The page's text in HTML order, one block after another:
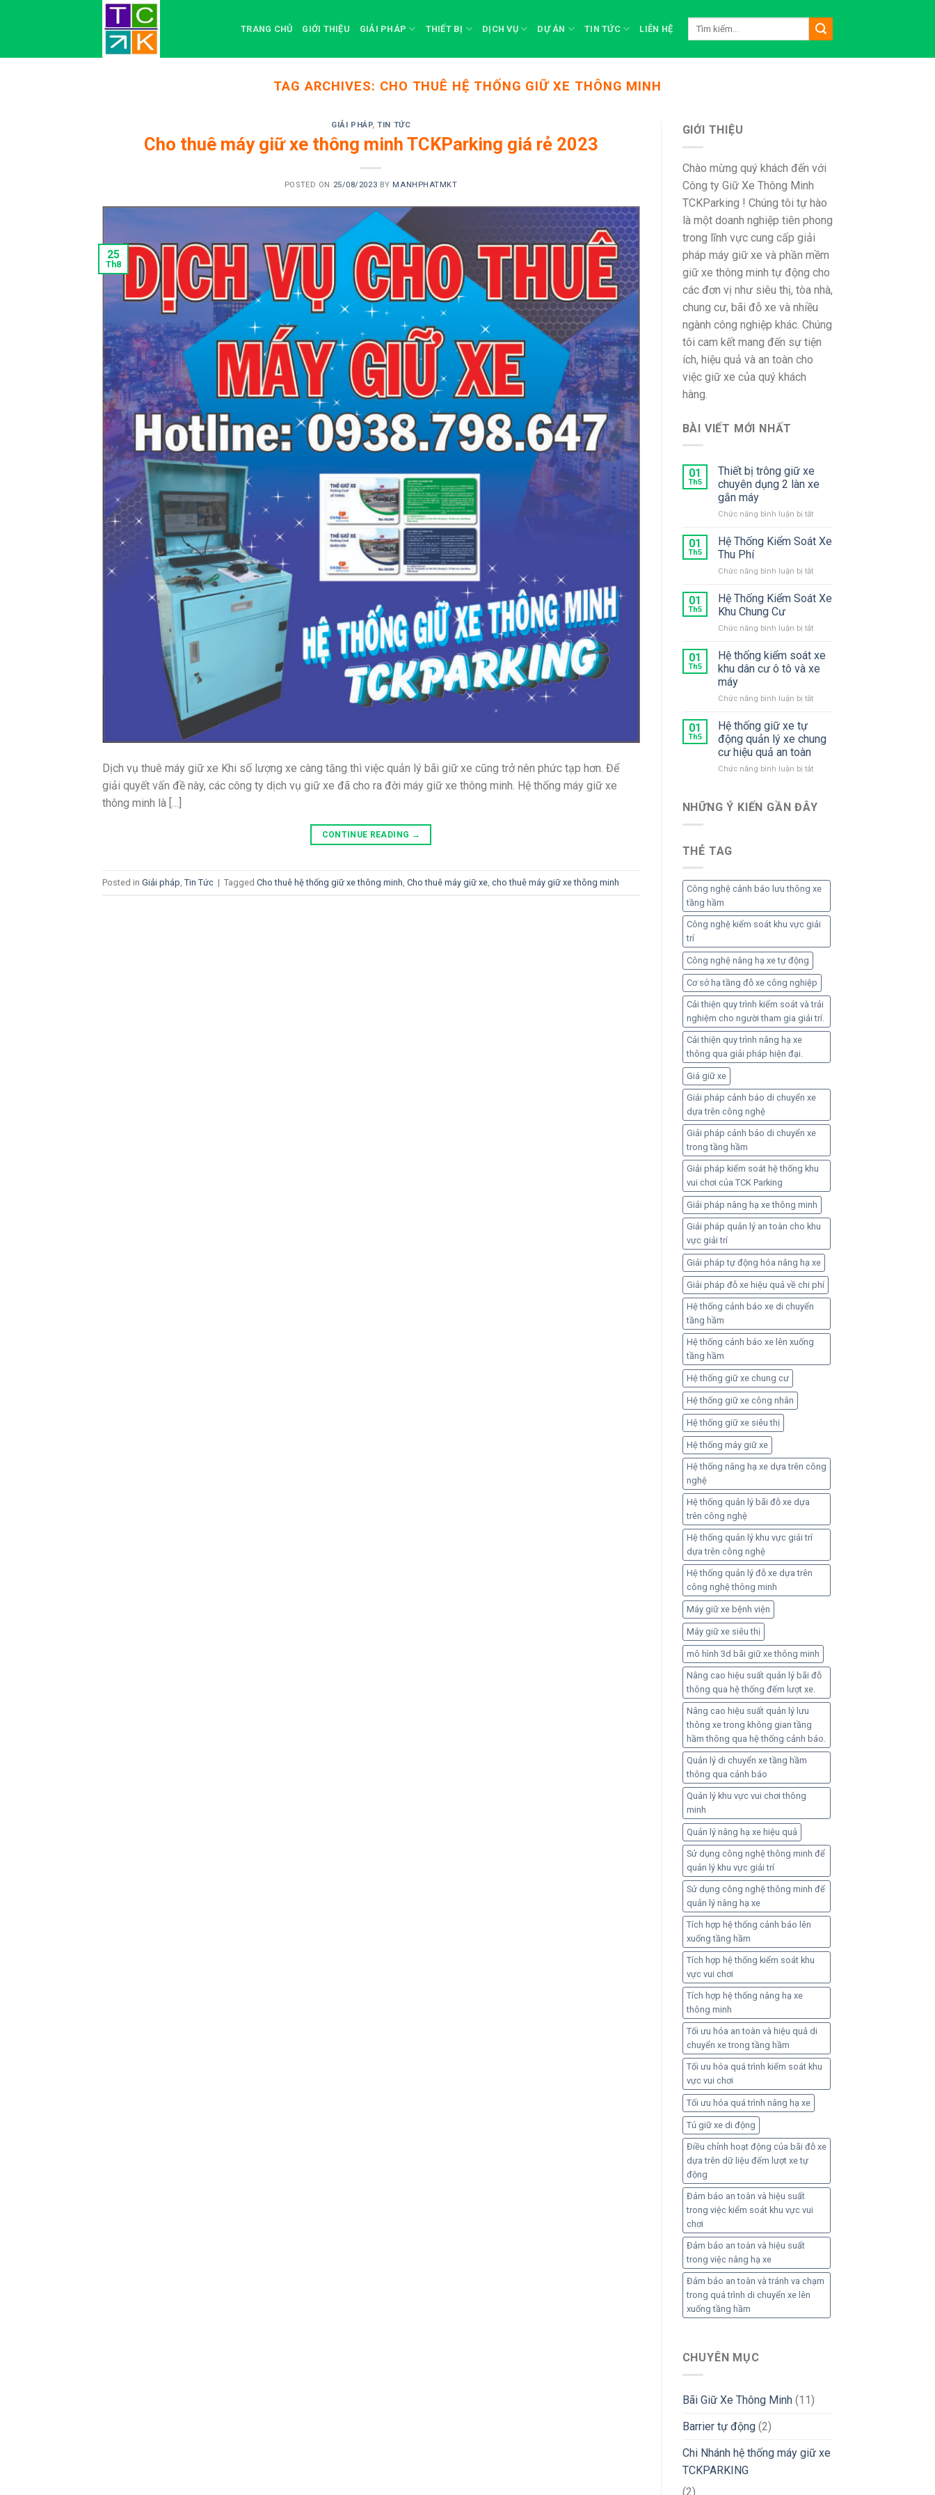
TRANG CHỦ GIỚI THIỆU GIẢI PHÁP THIẾT BỊ DỊCH VỤ DỰ ÁN TIN TỨC LIÊN HỆ
Tìm
TAG ARCHIVES: CHO THUÊ HỆ THỐNG GIỮ XE THÔNG MINH
GIẢI PHÁP,TIN TỨC
Cho thuê máy giữ xe thông minh TCKParking giá rẻ 2023
POSTED ON 25/08/2023 BY MANHPHATMKT
25
Th8
Dịch vụ thuê máy giữ xe Khi số lượng xe càng tăng thì việc quản lý bãi giữ xe cũng trở nên phức tạp hơn. Để
giải quyết vấn đề này, các công ty dịch vụ giữ xe đã cho ra đời máy giữ xe thông minh. Hệ thống máy giữ xe
thông minh là […]
CONTINUE READING →
Posted in Giải pháp Tin Tức | Tagged Cho thuê hệ thống giữ xe thông minh Cho thuê máy giữ xe cho thuê máy giữ xe thông minh
GIỚI THIỆU
Chào mừng quý khách đến với
Công ty Giữ Xe Thông Minh
TCKParking ! Chúng tôi tự hào
là một doanh nghiệp tiên phong
trong lĩnh vực cung cấp giải
pháp máy giữ xe và phần mềm
giữ xe thông minh tự động cho
các đơn vị như siêu thị, tòa nhà,
chung cư, bãi đỗ xe và nhiều
ngành công nghiệp khác. Chúng
tôi cam kết mang đến sự tiện
ích, hiệu quả và an toàn cho
việc giữ xe của quý khách
hàng.
BÀI VIẾT MỚI NHẤT
01
Th5
Thiết bị trông giữ xe
chuyên dụng 2 làn xe
gắn máy
Chức năng bình luận bị tắtở
bị
xe
dụng
xe
máy
01
Th5
Hệ Thống Kiểm Soát Xe
Thu Phí
Chức năng bình luận bị tắtở
Thống
Xe
Phí
01
Th5
Hệ Thống Kiểm Soát Xe
Khu Chung Cư
Chức năng bình luận bị tắtở
Thống
Soát
Khu
01
Th5
Hệ thống kiểm soát xe
khu dân cư ô tô và xe
máy
Chức năng bình luận bị tắtở
soát
khu
ô
01
Th5
Hệ thống giữ xe tự
động quản lý xe chung
cư hiệu quả an toàn
Chức năng bình luận bị tắtở
giữ
chung
hiệu
quả
toàn
NHỮNG Ý KIẾN ​​GẦN ĐÂY
THẺ TAG
Công nghệ cảnh báo lưu thông xe
tầng hầm
Công nghệ kiểm soát khu vực giải
trí
Công nghệ nâng hạ xe tự động
Cơ sở hạ tầng đỗ xe công nghiệp
Cải thiện quy trình kiểm soát và trải
nghiệm cho người tham gia giải trí.
Cải thiện quy trình nâng hạ xe
thông qua giải pháp hiện đại.
Giá giữ xe
Giải pháp cảnh báo di chuyển xe
dựa trên công nghệ
Giải pháp cảnh báo di chuyển xe
trong tầng hầm
Giải pháp kiểm soát hệ thống khu
vui chơi của TCK Parking
Giải pháp nâng hạ xe thông minh
Giải pháp quản lý an toàn cho khu
vực giải trí
Giải pháp tự động hóa nâng hạ xe
Giải pháp đỗ xe hiệu quả về chi phí
Hệ thống cảnh báo xe di chuyển
tầng hầm
Hệ thống cảnh báo xe lên xuống
tầng hầm
Hệ thống giữ xe chung cư
Hệ thống giữ xe công nhân
Hệ thống giữ xe siêu thị
Hệ thống máy giữ xe
Hệ thống nâng hạ xe dựa trên công
nghệ
Hệ thống quản lý bãi đỗ xe dựa
trên công nghệ
Hệ thống quản lý khu vực giải trí
dựa trên công nghệ
Hệ thống quản lý đỗ xe dựa trên
công nghệ thông minh
Máy giữ xe bệnh viện
Máy giữ xe siêu thị
mô hình 3d bãi giữ xe thông minh
Nâng cao hiệu suất quản lý bãi đỗ
thông qua hệ thống đếm lượt xe.
Nâng cao hiệu suất quản lý lưu
thông xe trong không gian tầng
hầm thông qua hệ thống cảnh báo.
Quản lý di chuyển xe tầng hầm
thông qua cảnh báo
Quản lý khu vực vui chơi thông
minh
Quản lý nâng hạ xe hiệu quả
Sử dụng công nghệ thông minh để
quản lý khu vực giải trí
Sử dụng công nghệ thông minh để
quản lý nâng hạ xe
Tích hợp hệ thống cảnh báo lên
xuống tầng hầm
Tích hợp hệ thống kiểm soát khu
vực vui chơi
Tích hợp hệ thống nâng hạ xe
thông minh
Tối ưu hóa an toàn và hiệu quả di
chuyển xe trong tầng hầm
Tối ưu hóa quá trình kiểm soát khu
vực vui chơi
Tối ưu hóa quá trình nâng hạ xe
Tủ giữ xe di động
Điều chỉnh hoạt động của bãi đỗ xe
dựa trên dữ liệu đếm lượt xe tự
động
Đảm bảo an toàn và hiệu suất
trong việc kiểm soát khu vực vui
chơi
Đảm bảo an toàn và hiệu suất
trong việc nâng hạ xe
Đảm bảo an toàn và tránh va chạm
trong quá trình di chuyển xe lên
xuống tầng hầm
CHUYÊN MỤC
Bãi Giữ Xe Thông Minh(11)
Barrier tự động(2)
Chi Nhánh hệ thống máy giữ xe
TCKPARKING
(2)